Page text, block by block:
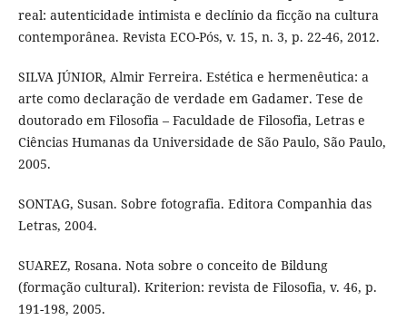
real: autenticidade intimista e declínio da ficção na cultura
contemporânea. Revista ECO-Pós, v. 15, n. 3, p. 22-46, 2012.
SILVA JÚNIOR, Almir Ferreira. Estética e hermenêutica: a
arte como declaração de verdade em Gadamer. Tese de
doutorado em Filosofia – Faculdade de Filosofia, Letras e
Ciências Humanas da Universidade de São Paulo, São Paulo,
2005.
SONTAG, Susan. Sobre fotografia. Editora Companhia das
Letras, 2004.
SUAREZ, Rosana. Nota sobre o conceito de Bildung
(formação cultural). Kriterion: revista de Filosofia, v. 46, p.
191-198, 2005.